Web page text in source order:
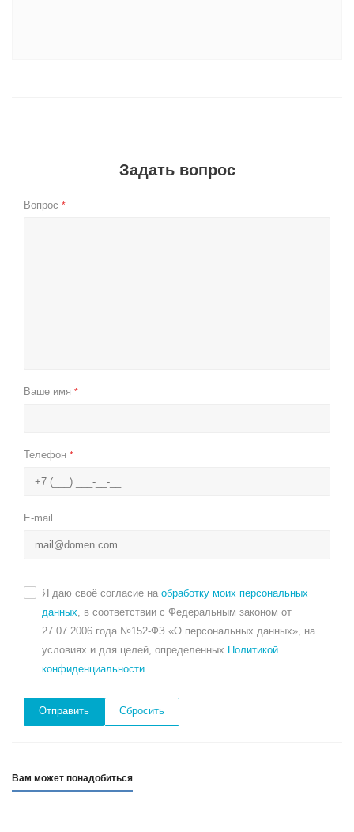
Задать вопрос
Вопрос *
Ваше имя *
Телефон *
E-mail
Я даю своё согласие на обработку моих персональных
данных, в соответствии с Федеральным законом от
27.07.2006 года №152-ФЗ «О персональных данных», на
условиях и для целей, определенных Политикой
конфиденциальности.
Сбросить
Вам может понадобиться